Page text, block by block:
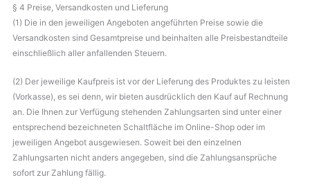
§ 4 Preise, Versandkosten und Lieferung
(1) Die in den jeweiligen Angeboten angeführten Preise sowie die
Versandkosten sind Gesamtpreise und beinhalten alle Preisbestandteile
einschließlich aller anfallenden Steuern.
(2) Der jeweilige Kaufpreis ist vor der Lieferung des Produktes zu leisten
(Vorkasse), es sei denn, wir bieten ausdrücklich den Kauf auf Rechnung
an. Die Ihnen zur Verfügung stehenden Zahlungsarten sind unter einer
entsprechend bezeichneten Schaltfläche im Online-Shop oder im
jeweiligen Angebot ausgewiesen. Soweit bei den einzelnen
Zahlungsarten nicht anders angegeben, sind die Zahlungsansprüche
sofort zur Zahlung fällig.